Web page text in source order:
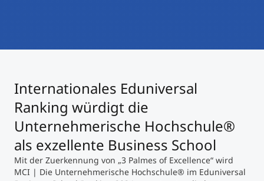
Study Finder Bachelor/Master
Masterclasses
Management-Seminare
Internationales Eduniversal
Ranking würdigt die
Unternehmerische Hochschule®
als exzellente Business School
Mit der Zuerkennung von „3 Palmes of Excellence“ wird
MCI | Die Unternehmerische Hochschule® im Eduniversal